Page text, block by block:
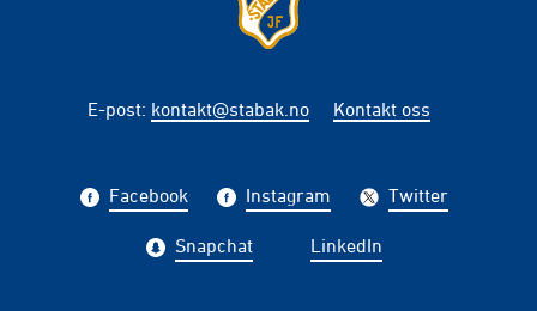
E-post: kontakt@stabak.no Kontakt oss
Facebook Instagram Twitter
Snapchat LinkedIn